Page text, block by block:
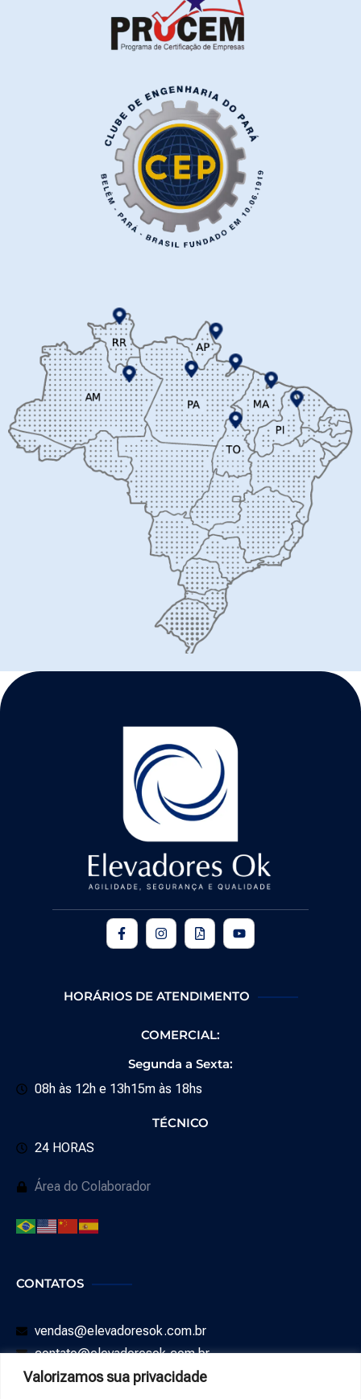
Valorizamos sua privacidade
HORÁRIOS DE ATENDIMENTO
COMERCIAL:
Segunda a Sexta:
08h às 12h e 13h15m às 18hs
TÉCNICO
24 HORAS
Área do Colaborador
CONTATOS
vendas@elevadoresok.com.br
contato@elevadoresok.com.br
SAC: 0800 008 0544